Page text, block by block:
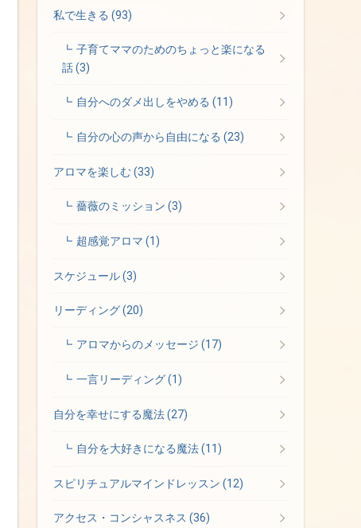
私で生きる (93)
子育てママのためのちょっと楽になる
話(3)
自分へのダメ出しをやめる(11)
自分の心の声から自由になる(23)
アロマを楽しむ(33)
薔薇のミッション(3)
超感覚アロマ(1)
スケジュール(3)
リーディング(20)
アロマからのメッセージ(17)
一言リーディング(1)
自分を幸せにする魔法(27)
自分を大好きになる魔法(11)
スピリチュアルマインドレッスン (12)
アクセス・コンシャスネス (36)